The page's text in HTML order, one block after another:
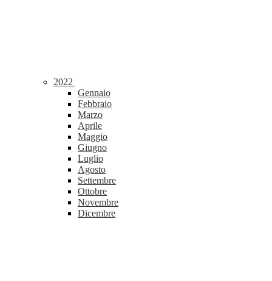
2022
Gennaio
Febbraio
Marzo
Aprile
Maggio
Giugno
Luglio
Agosto
Settembre
Ottobre
Novembre
Dicembre